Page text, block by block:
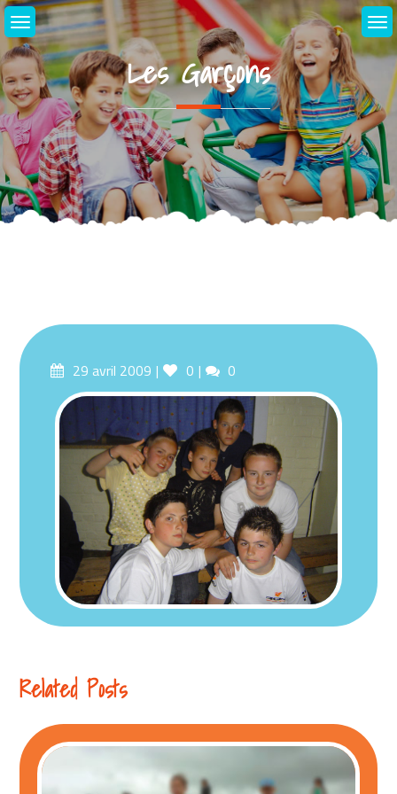
Skip
to
content
Les Garçons
Posted29 avril 2009 Likes
0 Comments
0
Related Posts